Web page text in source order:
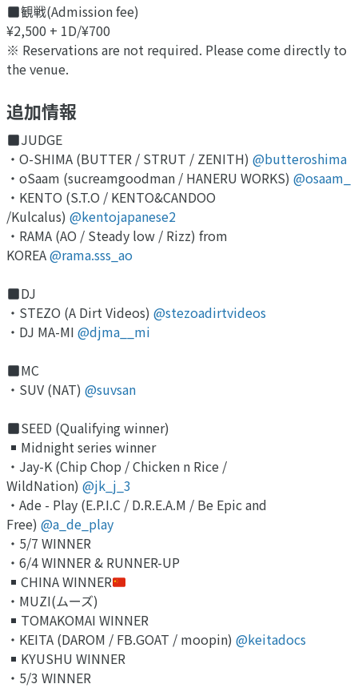
観戦(Admission fee)
¥2,500 + 1D/¥700
※ Reservations are not required. Please come directly to
the venue.
追加情報
JUDGE
・O-SHIMA (BUTTER / STRUT / ZENITH) @butteroshima
・oSaam (sucreamgoodman / HANERU WORKS) @osaam_
・KENTO (S.T.O / KENTO&CANDOO
/Kulcalus) @kentojapanese2
・RAMA (AO / Steady low / Rizz) from
KOREA@rama.sss_ao
DJ
・STEZO (A Dirt Videos) @stezoadirtvideos
・DJ MA-MI @djma__mi
MC
・SUV (NAT) @suvsan
SEED (Qualifying winner)
Midnight series winner
・Jay-K (Chip Chop / Chicken n Rice /
WildNation) @jk_j_3
・Ade - Play (E.P.I.C / D.R.E.A.M / Be Epic and
Free) @a_de_play
・5/7 WINNER
・6/4 WINNER & RUNNER-UP
CHINA WINNER
・MUZI(ムーズ)
TOMAKOMAI WINNER
・KEITA (DAROM / FB.GOAT / moopin) @keitadocs
KYUSHU WINNER
・5/3 WINNER